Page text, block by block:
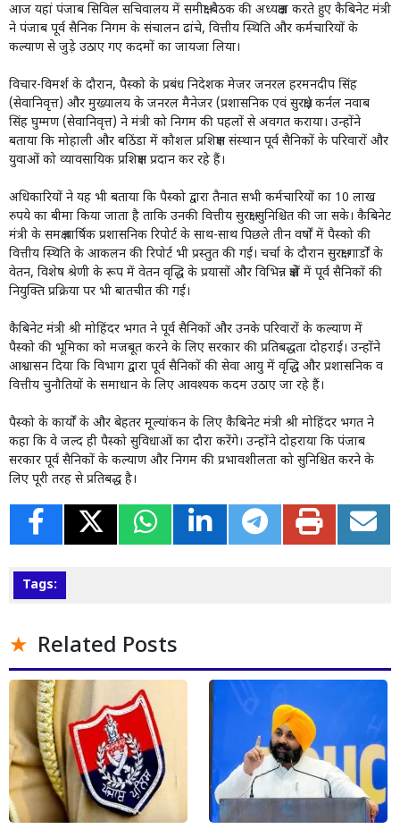
आज यहां पंजाब सिविल सचिवालय में समीक्षा बैठक की अध्यक्षता करते हुए कैबिनेट मंत्री
ने पंजाब पूर्व सैनिक निगम के संचालन ढांचे, वित्तीय स्थिति और कर्मचारियों के
कल्याण से जुड़े उठाए गए कदमों का जायजा लिया।
विचार-विमर्श के दौरान, पैस्को के प्रबंध निदेशक मेजर जनरल हरमनदीप सिंह
(सेवानिवृत्त) और मुख्यालय के जनरल मैनेजर (प्रशासनिक एवं सुरक्षा) कर्नल नवाब
सिंह घुम्मण (सेवानिवृत्त) ने मंत्री को निगम की पहलों से अवगत कराया। उन्होंने
बताया कि मोहाली और बठिंडा में कौशल प्रशिक्षण संस्थान पूर्व सैनिकों के परिवारों और
युवाओं को व्यावसायिक प्रशिक्षण प्रदान कर रहे हैं।
अधिकारियों ने यह भी बताया कि पैस्को द्वारा तैनात सभी कर्मचारियों का 10 लाख
रुपये का बीमा किया जाता है ताकि उनकी वित्तीय सुरक्षा सुनिश्चित की जा सके। कैबिनेट
मंत्री के समक्ष वार्षिक प्रशासनिक रिपोर्ट के साथ-साथ पिछले तीन वर्षों में पैस्को की
वित्तीय स्थिति के आकलन की रिपोर्ट भी प्रस्तुत की गई। चर्चा के दौरान सुरक्षा गार्डों के
वेतन, विशेष श्रेणी के रूप में वेतन वृद्धि के प्रयासों और विभिन्न क्षेत्रों में पूर्व सैनिकों की
नियुक्ति प्रक्रिया पर भी बातचीत की गई।
कैबिनेट मंत्री श्री मोहिंदर भगत ने पूर्व सैनिकों और उनके परिवारों के कल्याण में
पैस्को की भूमिका को मजबूत करने के लिए सरकार की प्रतिबद्धता दोहराई। उन्होंने
आश्वासन दिया कि विभाग द्वारा पूर्व सैनिकों की सेवा आयु में वृद्धि और प्रशासनिक व
वित्तीय चुनौतियों के समाधान के लिए आवश्यक कदम उठाए जा रहे हैं।
पैस्को के कार्यों के और बेहतर मूल्यांकन के लिए कैबिनेट मंत्री श्री मोहिंदर भगत ने
कहा कि वे जल्द ही पैस्को सुविधाओं का दौरा करेंगे। उन्होंने दोहराया कि पंजाब
सरकार पूर्व सैनिकों के कल्याण और निगम की प्रभावशीलता को सुनिश्चित करने के
लिए पूरी तरह से प्रतिबद्ध है।
Tags:
Related Posts